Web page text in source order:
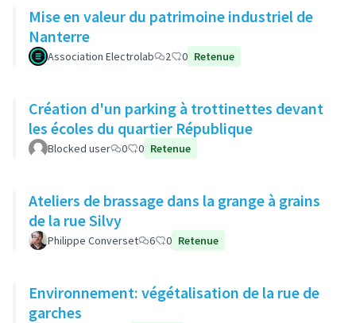
Mise en valeur du patrimoine industriel de
Nanterre
Association Electrolab 2 0 Retenue
Création d'un parking à trottinettes devant
les écoles du quartier République
Blocked user 0 0 Retenue
Ateliers de brassage dans la grange à grains
de la rue Silvy
Philippe Converset 6 0 Retenue
Environnement: végétalisation de la rue de
garches